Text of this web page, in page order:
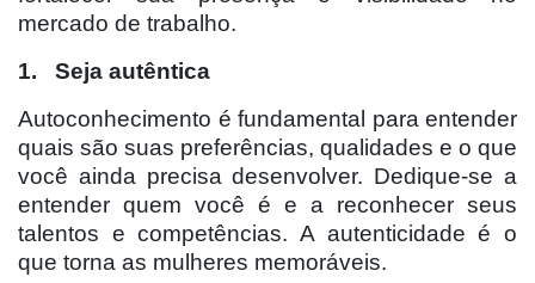
mercado de trabalho.
1. Seja autêntica
Autoconhecimento é fundamental para entender
quais são suas preferências, qualidades e o que
você ainda precisa desenvolver. Dedique-se a
entender quem você é e a reconhecer seus
talentos e competências. A autenticidade é o
que torna as mulheres memoráveis.